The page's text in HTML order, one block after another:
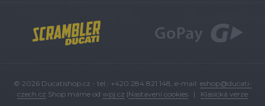
© 2026 Ducatishop.cz - tel.: +420 284 821 148, e-mail: eshop@ducati-
czech.cz Shop máme od wpj.cz |Nastavení cookies | Klasická verze